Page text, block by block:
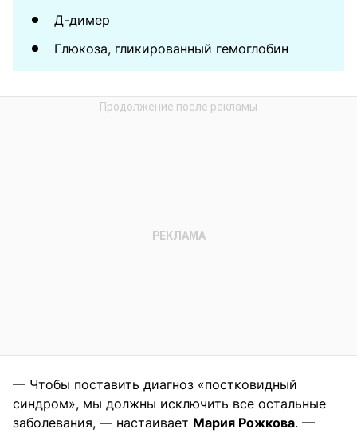
Д-димер
Глюкоза, гликированный гемоглобин
— Чтобы поставить диагноз «постковидный
синдром», мы должны исключить все остальные
заболевания, — настаивает Мария Рожкова. —